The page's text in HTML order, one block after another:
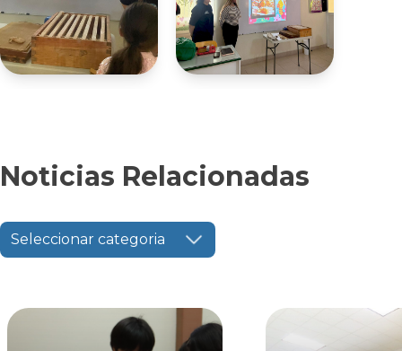
Noticias Relacionadas
Seleccionar categoria